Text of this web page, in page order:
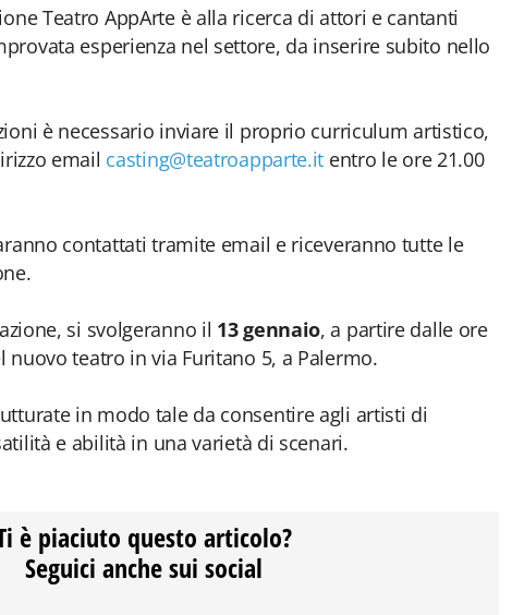
Teatro AppArte è alla ricerca di attori e cantanti
esperienza nel settore, da inserire subito nello
è necessario inviare il proprio curriculum artistico,
email casting@teatroapparte.it entro le ore 21.00
contattati tramite email e riceveranno tutte le
si svolgeranno il 13 gennaio, a partire dalle ore
nuovo teatro in via Furitano 5, a Palermo.
in modo tale da consentire agli artisti di
e abilità in una varietà di scenari.
è piaciuto questo articolo?
Seguici anche sui social